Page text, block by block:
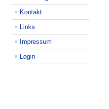
Kontakt
Links
Impressum
Login